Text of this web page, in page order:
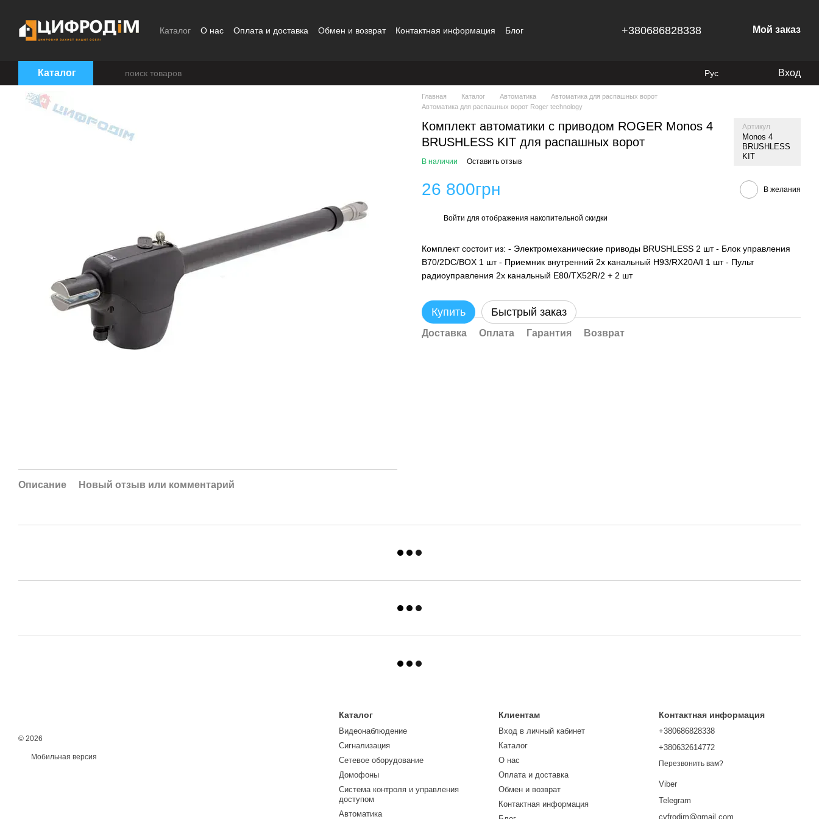
Каталог О нас Оплата и доставка Обмен и возврат Контактная информация
Блог
+380686828338 Мой заказ
Каталог Рус Вход
Описание Новый отзыв или комментарий
Главная Каталог Автоматика
Автоматика для распашных ворот
Автоматика для распашных ворот Roger technology
Комплект автоматики с приводом ROGER Monos 4
BRUSHLESS KIT для распашных ворот
Артикул
Monos 4
BRUSHLESS
KIT
В наличии Оставить отзыв
26 800грн В желания
Войти для отображения накопительной скидки
Комплект состоит из: - Электромеханические приводы BRUSHLESS 2 шт - Блок управления
B70/2DC/BOX 1 шт - Приемник внутренний 2х канальный H93/RX20A/I 1 шт - Пульт
радиоуправления 2х канальный E80/TX52R/2 + 2 шт
Купить Быстрый заказ
Доставка Оплата Гарантия Возврат
© 2026
Мобильная версия
Каталог
Видеонаблюдение
Сигнализация
Сетевое оборудование
Домофоны
Система контроля и управления
доступом
Автоматика
Клиентам
Вход в личный кабинет
Каталог
О нас
Оплата и доставка
Обмен и возврат
Контактная информация
Контактная информация
+380686828338
+380632614772
Перезвонить вам?
Viber
Telegram
cyfrodim@gmail.com